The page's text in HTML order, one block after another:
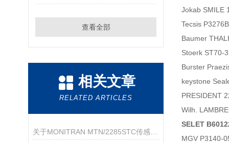
查看全部
相关文章
RELATED ARTICLES
关于MONITRAN MTN/2285STC传感器的产品介绍
Jokab SMILE
Tecsis
Baumer
Stoerk ST70-
Burster
keystone
PRESIDENT
Wilh.
SELET
MGV P3140-